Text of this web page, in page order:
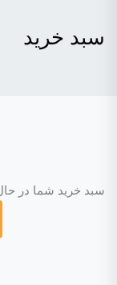
سبد خرید
سبد خرید شما در